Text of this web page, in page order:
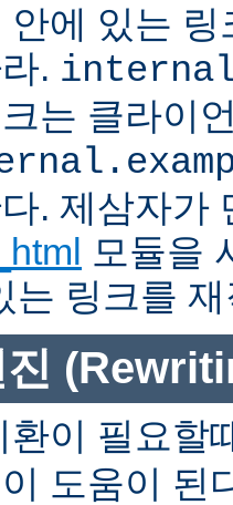
안에 있는
.
는 클라이
. 제삼자가
모듈을
는 링크를
진
환이 필요할
도움이 된